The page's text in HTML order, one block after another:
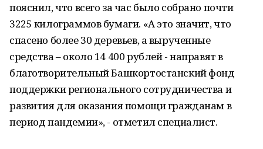
пояснил, что всего за час было собрано почти
3225 килограммов бумаги. «А это значит, что
спасено более 30 деревьев, а вырученные
средства – около 14 400 рублей - направят в
благотворительный Башкортостанский фонд
поддержки регионального сотрудничества и
развития для оказания помощи гражданам в
период пандемии», - отметил специалист.